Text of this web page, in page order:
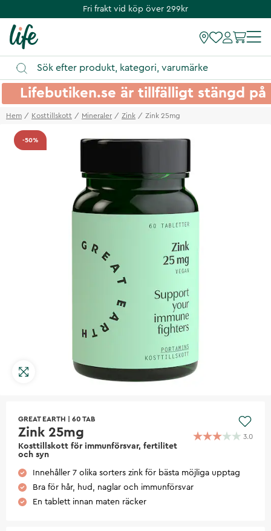
Fri frakt vid köp över 299kr
Lifebutiken.se är tillfälligt stängd
Hem Kosttillskott Mineraler Zink Zink 25mg
-50%
GREAT EARTH 60 TAB
Zink 25mg
Kosttillskott för immunförsvar, fertilitet
och syn
3.0
Innehåller 7 olika sorters zink för bästa möjliga upptag
Bra för hår, hud, naglar och immunförsvar
En tablett innan maten räcker